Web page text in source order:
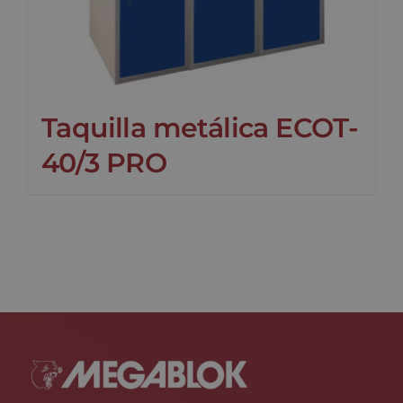
Taquilla metálica ECOT-
40/3 PRO